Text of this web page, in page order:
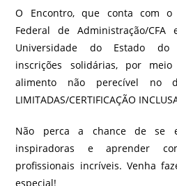
O Encontro, que conta com o
Federal de Administração/
Universidade do Estado do
inscrições solidárias, por
alimento não perecível no
LIMITADAS/CERTIFICAÇÃO
Não perca a chance de se
inspiradoras e aprender
profissionais incríveis. Venha
especial!